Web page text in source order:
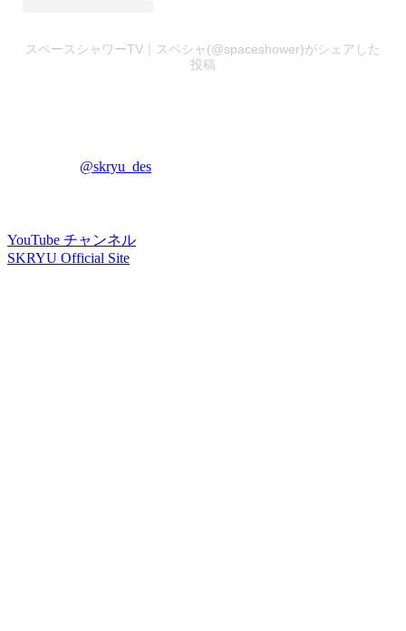
スペースシャワーTV｜スペシャ(@spaceshower)がシェアした
投稿
@skryu_des
YouTube チャンネル
SKRYU Official Site